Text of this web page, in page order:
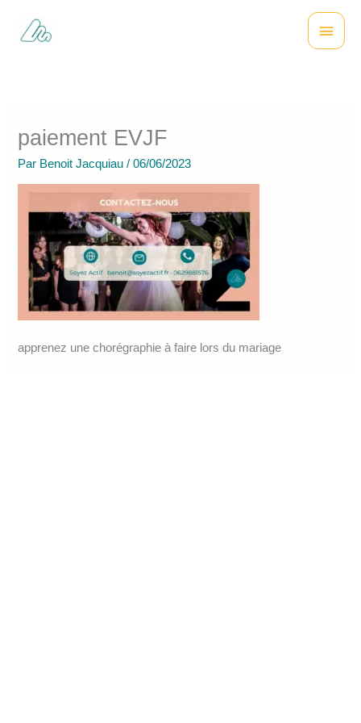
contenu
Menu
paiement EVJF
Par Benoit Jacquiau/06/06/2023
apprenez une chorégraphie à faire lors du mariage